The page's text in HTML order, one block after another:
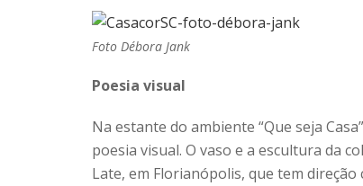
Foto Débora Jank
Poesia visual
Na estante do ambiente “Que seja
poesia visual. O vaso e a escultura da
Late, em Florianópolis, que tem